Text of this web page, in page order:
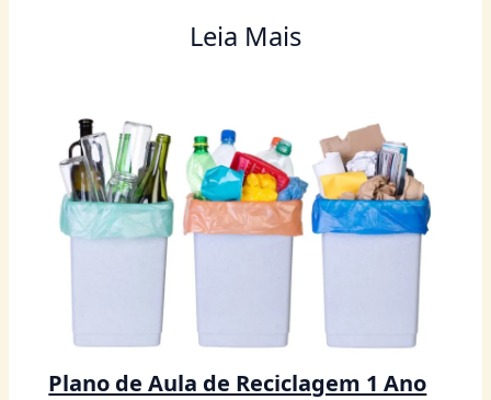
Leia Mais
Plano de Aula de Reciclagem 1 Ano